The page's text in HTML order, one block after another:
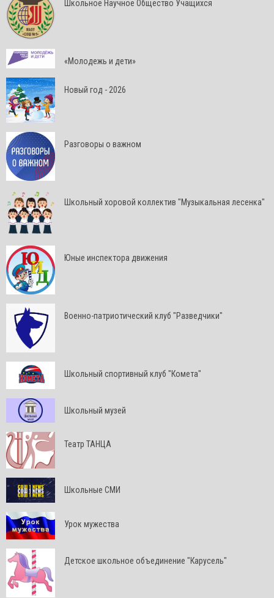
Школьное Научное Общество Учащихся
«Молодежь и дети»
Новый год - 2026
Разговоры о важном
Школьный хоровой коллектив "Музыкальная лесенка"
Юные инспектора движения
Военно-патриотический клуб "Разведчики"
Школьный спортивный клуб "Комета"
Школьный музей
Театр ТАНЦА
Школьные СМИ
Урок мужества
Детское школьное объединение "Карусель"